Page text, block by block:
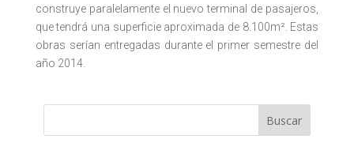
construye paralelamente el nuevo terminal de pasajeros,
que tendrá una superficie aproximada de 8.100m². Estas
obras serían entregadas durante el primer semestre del
año 2014.
Buscar